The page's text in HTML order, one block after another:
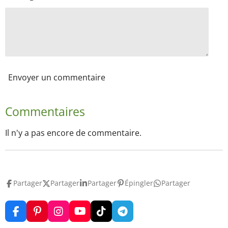
Envoyer un commentaire
Commentaires
Il n'y a pas encore de commentaire.
Partager Partager Partager Épingler Partager
F
a
P
i
I
n
Y
o
T
i
T
e